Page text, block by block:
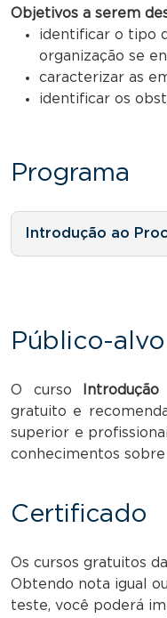
Objetivos a serem
identificar o tipo
organização se
caracterizar as
identificar os
Programa
Introdução ao
Público-alvo
O curso
gratuito e
superior e
conhecimentos
Certificado
Os cursos gratuitos
Obtendo nota igual
teste, você poderá